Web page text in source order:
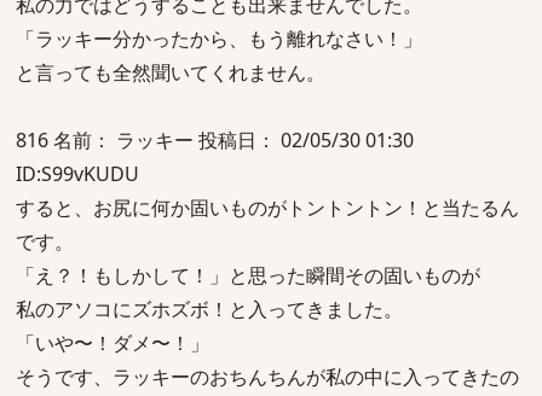
「ラッキー分かったから、もう離れなさい！」
と言っても全然聞いてくれません。
816 名前： ラッキー 投稿日： 02/05/30 01:30
ID:S99vKUDU
すると、お尻に何か固いものがトントントン！と当たるん
です。
「え？！もしかして！」と思った瞬間その固いものが
私のアソコにズホズボ！と入ってきました。
「いや〜！ダメ〜！」
そうです、ラッキーのおちんちんが私の中に入ってきたの